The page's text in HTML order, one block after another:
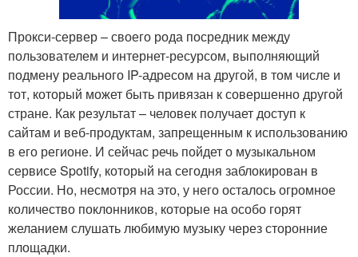
Прокси-сервер – своего рода посредник между
пользователем и интернет-ресурсом, выполняющий
подмену реального IP-адресом на другой, в том числе и
тот, который может быть привязан к совершенно другой
стране. Как результат – человек получает доступ к
сайтам и веб-продуктам, запрещенным к использованию
в его регионе. И сейчас речь пойдет о музыкальном
сервисе Spotify, который на сегодня заблокирован в
России. Но, несмотря на это, у него осталось огромное
количество поклонников, которые на особо горят
желанием слушать любимую музыку через сторонние
площадки.